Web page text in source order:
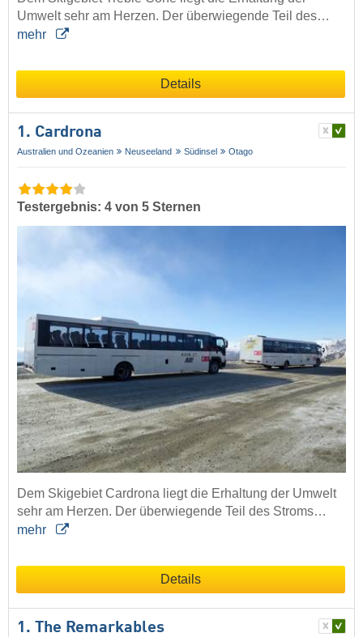
Umwelt sehr am Herzen. Der überwiegende Teil des…
mehr
Details
1. Cardrona
Australien und Ozeanien Neuseeland Südinsel Otago
Testergebnis: 4 von 5 Sternen
Dem Skigebiet Cardrona liegt die Erhaltung der Umwelt
sehr am Herzen. Der überwiegende Teil des Stroms…
mehr
Details
1. The Remarkables